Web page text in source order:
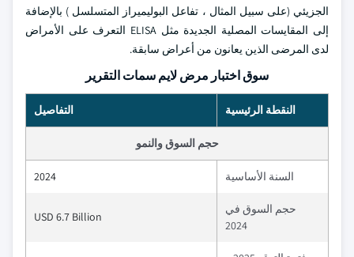
الجزيئي (على سبيل المثال ، تفاعل البوليميراز المتسلسل ) بالإضافة
إلى المقايسات المصلية الجديدة مثل ELISA التعرف على الأمراض
لدى المرضى الذين يعانون من أعراض سابقة.
سوق اختبار مرض لايم سمات التقرير
النقطة الرئيسية التفاصيل
حجم السوق والنمو
السنة الأساسية 2024
حجم السوق في
2024
USD 6.7 Billion